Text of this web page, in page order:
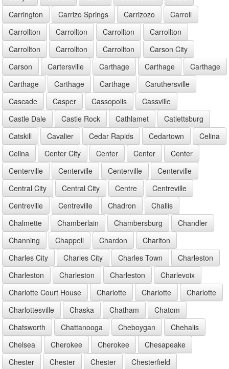
Carrington
Carrizo Springs Carrizozo
Carroll
Carrollton
Carrollton Carrollton
Carrollton
Carrollton
Carrollton Carrollton
Carson City
Carson
Cartersville Carthage Carthage
Carthage
Carthage
Carthage Carthage
Caruthersville
Cascade
Casper Cassopolis
Cassville
Castle Dale
Castle Rock Cathlamet
Catlettsburg
Catskill
Cavalier Cedar Rapids Cedartown
Celina
Celina
Center City Center Center
Center
Centerville
Centerville Centerville
Centerville
Central City
Central City Centre
Centreville
Centreville
Centreville Chadron
Challis
Chalmette
Chamberlain Chambersburg
Chandler
Channing
Chappell Chardon
Chariton
Charles City
Charles City Charles Town
Charleston
Charleston
Charleston Charleston
Charlevoix
Charlotte Court House
Charlotte Charlotte
Charlotte
Charlottesville
Chaska Chatham
Chatom
Chatsworth
Chattanooga Cheboygan
Chehalis
Chelsea
Cherokee Cherokee
Chesapeake
Chester
Chester Chester
Chesterfield